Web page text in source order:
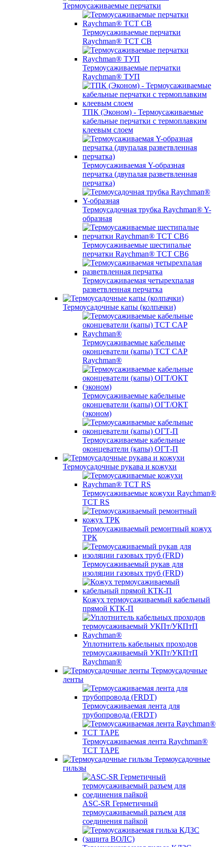
Термоусаживаемые перчатки
Термоусаживаемые перчатки
Raychman® TCT CB
Термоусаживаемые перчатки
Raychman® ТУП
ТПК (Эконом) - Термоусаживаемые
кабельные перчатки с термоплавким
клеевым слоем
Термоусаживаемая Y-образная
перчатка (двупалая разветвленная
перчатка)
Термоусадочная трубка Raychman® Y-
образная
Термоусаживаемые шестипалые
перчатки Raychman® ТСТ СВ6
Термоусаживаемая четырехпалая
разветвленная перчатка
Термоусадочные капы (колпачки)
Термоусаживаемые кабельные
оконцеватели (капы) ТCT CAP
Raychman®
Термоусаживаемые кабельные
оконцеватели (капы) ОГТ/ОКТ
(эконом)
Термоусаживаемые кабельные
оконцеватели (капы) ОГТ-П
Термоусадочные рукава и кожухи
Термоусаживаемые кожухи Raychman®
TCT RS
Термоусаживаемый ремонтный кожух
ТРК
Термоусаживаемый рукав для
изоляции газовых труб (FRD)
Кожух термоусаживаемый кабельный
прямой КТК-П
Уплотнитель кабельных проходов
термоусаживаемый УКПт/УКПтП
Raychman®
Термоусадочные
ленты
Термоусаживаемая лента для
трубопровода (FRDT)
Термоусаживаемая лента Raychman®
TCT TAPE
Термоусадочные
гильзы
ASC‐SR Герметичный
термоусаживаемый разъем для
соединения пайкой